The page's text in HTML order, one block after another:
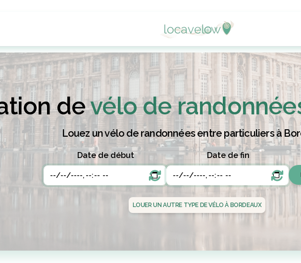
devélo de
Louez un vélo de randonnées entre particuliers à
Date de début Date de fin
LOUER UN AUTRE TYPE DE VÉLO À BORDEAUX